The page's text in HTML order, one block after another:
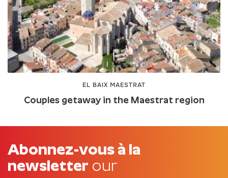
EL BAIX MAESTRAT
Couples getaway in the Maestrat region
Abonnez-vous à la
newsletter our